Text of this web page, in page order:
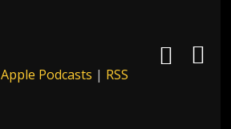
Apple Podcasts | RSS